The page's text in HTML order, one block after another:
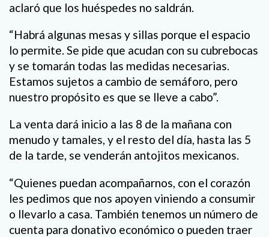
aclaró que los huéspedes no saldrán.
“Habrá algunas mesas y sillas porque el espacio
lo permite. Se pide que acudan con su cubrebocas
y se tomarán todas las medidas necesarias.
Estamos sujetos a cambio de semáforo, pero
nuestro propósito es que se lleve a cabo”.
La venta dará inicio a las 8 de la mañana con
menudo y tamales, y el resto del día, hasta las 5
de la tarde, se venderán antojitos mexicanos.
“Quienes puedan acompañarnos, con el corazón
les pedimos que nos apoyen viniendo a consumir
o llevarlo a casa. También tenemos un número de
cuenta para donativo económico o pueden traer